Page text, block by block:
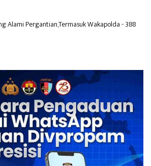
Alami Pergantian,Termasuk Wakapolda- 388